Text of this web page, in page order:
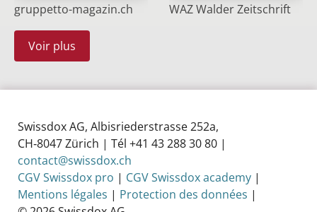
gruppetto-magazin.ch WAZ Walder Zeitschrift
Voir plus
Swissdox AG, Albisriederstrasse 252a,
CH‑8047 Zürich | Tél +41 43 288 30 80 |
contact@swissdox.ch
CGV Swissdox pro | CGV Swissdox academy |
Mentions légales | Protection des données |